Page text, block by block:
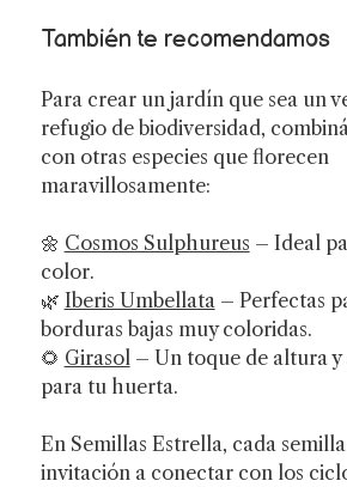
También te recomendamos
Para crear un jardín que sea un
refugio de biodiversidad,
con otras especies que florecen
maravillosamente:
🌼 Cosmos Sulphureus – Ideal
color.
🌿 Iberis Umbellata – Perfectas
borduras bajas muy coloridas.
🌻 Girasol – Un toque de altura y
para tu huerta.
En Semillas Estrella, cada semilla
invitación a conectar con los